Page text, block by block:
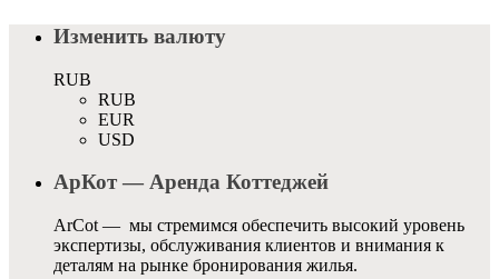
Изменить валюту
RUB
RUB
EUR
USD
АрКот — Аренда Коттеджей
ArCot — мы стремимся обеспечить высокий уровень
экспертизы, обслуживания клиентов и внимания к
деталям на рынке бронирования жилья.